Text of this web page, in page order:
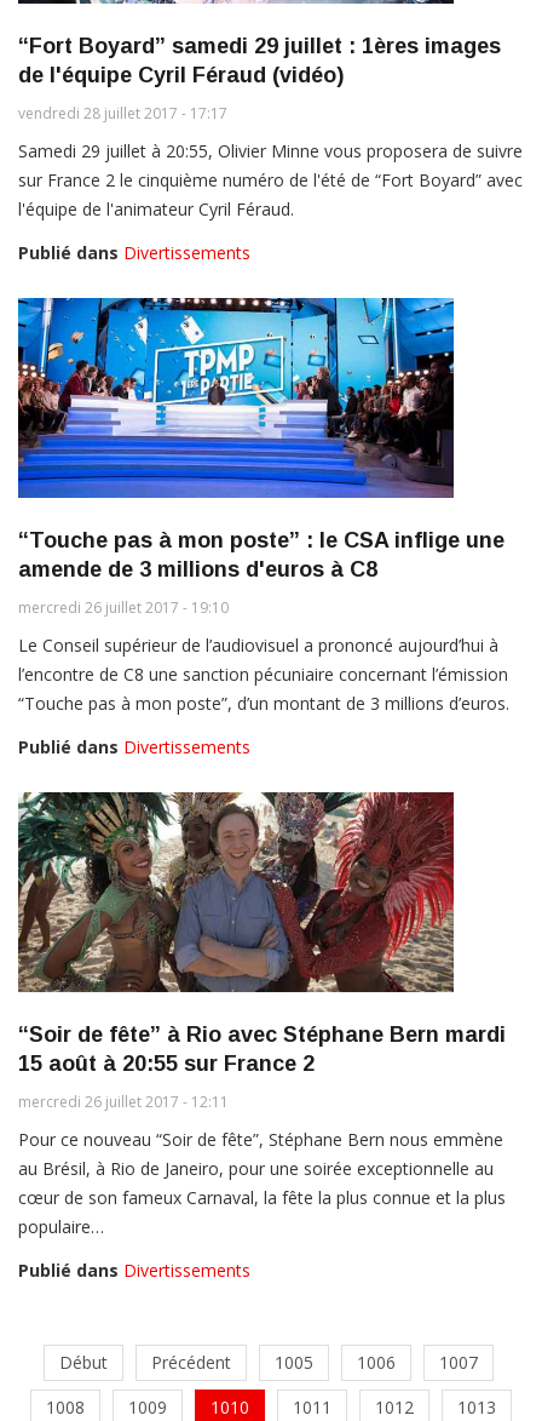
“Fort Boyard” samedi 29 juillet : 1ères images
de l'équipe Cyril Féraud (vidéo)
vendredi 28 juillet 2017 - 17:17
Samedi 29 juillet à 20:55, Olivier Minne vous proposera de suivre
sur France 2 le cinquième numéro de l'été de “Fort Boyard” avec
l'équipe de l'animateur Cyril Féraud.
Publié dans Divertissements
“Touche pas à mon poste” : le CSA inflige une
amende de 3 millions d'euros à C8
mercredi 26 juillet 2017 - 19:10
Le Conseil supérieur de l’audiovisuel a prononcé aujourd’hui à
l’encontre de C8 une sanction pécuniaire concernant l’émission
“Touche pas à mon poste”, d’un montant de 3 millions d’euros.
Publié dans Divertissements
“Soir de fête” à Rio avec Stéphane Bern mardi
15 août à 20:55 sur France 2
mercredi 26 juillet 2017 - 12:11
Pour ce nouveau “Soir de fête”, Stéphane Bern nous emmène
au Brésil, à Rio de Janeiro, pour une soirée exceptionnelle au
cœur de son fameux Carnaval, la fête la plus connue et la plus
populaire…
Publié dans Divertissements
Début Précédent 1005 1006
1007
1008
1009 1010 1011 1012
1013